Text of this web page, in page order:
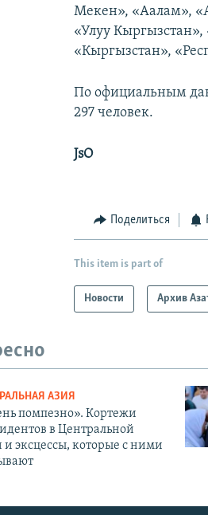
Мекен», «Аалам»,
«Улуу
«Кыргызстан»,
По официальным
297 человек.
JsO
Поделиться
This item is part of
Новости Архив
АЗИЯ
помпезно». Кортежи
в Центральной
и эксцессы, которые с ними